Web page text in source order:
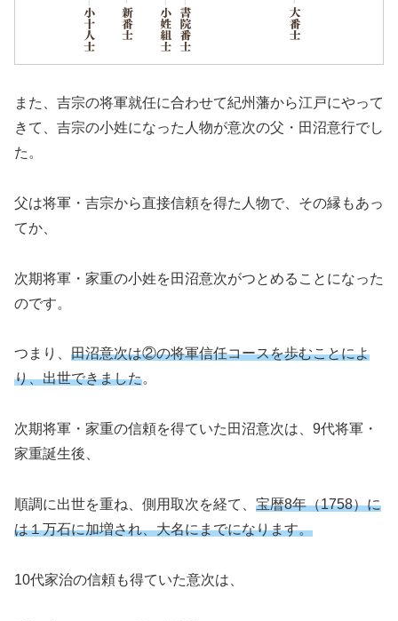
また、吉宗の将軍就任に合わせて紀州藩から江戸にやって
きて、吉宗の小姓になった人物が意次の父・田沼意行でし
た。
父は将軍・吉宗から直接信頼を得た人物で、その縁もあっ
てか、
次期将軍・家重の小姓を田沼意次がつとめることになった
のです。
つまり、 田沼意次は②の将軍信任コースを歩むことによ
り、出世できました。
次期将軍・家重の信頼を得ていた田沼意次は、9代将軍・
家重誕生後、
順調に出世を重ね、側用取次を経て、 宝暦8年（1758）に
は１万石に加増され、大名にまでになります。
10代家治の信頼も得ていた意次は、